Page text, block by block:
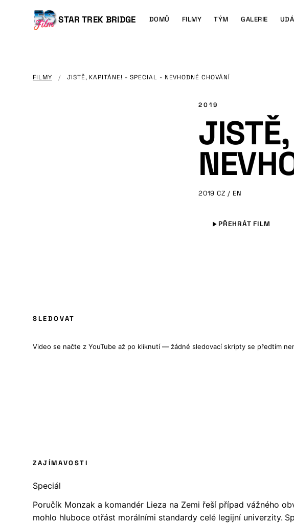
OBSAHU
STAR TREK BRIDGE
Main
DOMŮ FILMY TÝM GALERIE
FILMY / JISTĚ, KAPITÁNE! - SPECIAL - NEVHODNÉ CHOVÁNÍ
2019
2019 CZ / EN
PŘEHRÁT FILM
SLEDOVAT
CELÝ FILM · CZ/EN TITULKY
Video se načte z YouTube až po kliknutí — žádné sledovací skripty se předtím
ZAJÍMAVOSTI
Speciál
Poručík Monzak a komandér Lieza na Zemi řeší případ vážného
mohlo hluboce otřást morálními standardy celé legijní univerzity.